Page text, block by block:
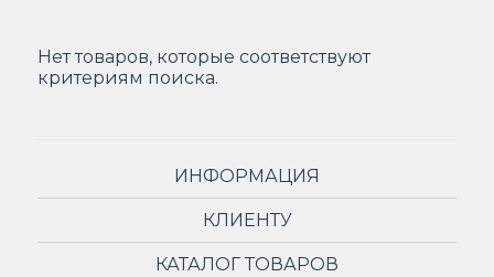
Нет товаров, которые соответствуют
критериям поиска.
ИНФОРМАЦИЯ
КЛИЕНТУ
КАТАЛОГ ТОВАРОВ